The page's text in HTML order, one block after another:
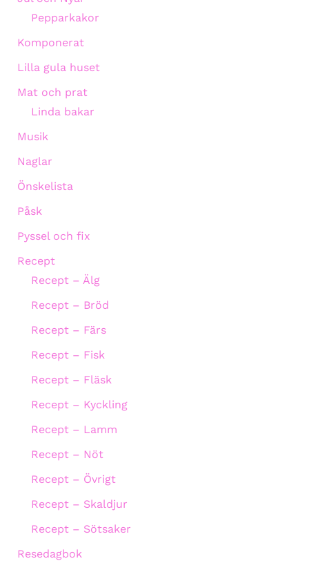
Pepparkakor
Komponerat
Lilla gula huset
Mat och prat
Linda bakar
Musik
Naglar
Önskelista
Påsk
Pyssel och fix
Recept
Recept – Älg
Recept – Bröd
Recept – Färs
Recept – Fisk
Recept – Fläsk
Recept – Kyckling
Recept – Lamm
Recept – Nöt
Recept – Övrigt
Recept – Skaldjur
Recept – Sötsaker
Resedagbok